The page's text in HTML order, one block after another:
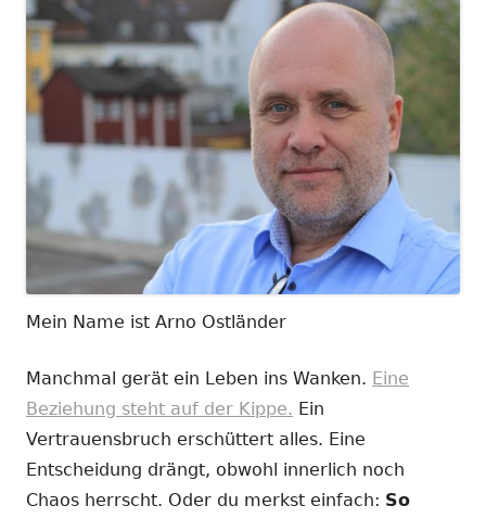
Mein Name ist Arno Ostländer
Manchmal gerät ein Leben ins Wanken. Eine
Beziehung steht auf der Kippe. Ein
Vertrauensbruch erschüttert alles. Eine
Entscheidung drängt, obwohl innerlich noch
Chaos herrscht. Oder du merkst einfach: So